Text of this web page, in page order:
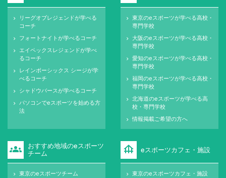
keyboard_arrow_right
リーグオブレジェンドが学べる
コーチ
keyboard_arrow_right フォートナイトが学べるコーチ
keyboard_arrow_right
エイペックスレジェンドが学べ
るコーチ
keyboard_arrow_right
レインボーシックス シージが学
べるコーチ
keyboard_arrow_right シャドウバースが学べるコーチ
keyboard_arrow_right
パソコンでeスポーツを始める方
法
keyboard_arrow_right
東京のeスポーツが学べる高校・
専門学校
keyboard_arrow_right
大阪のeスポーツが学べる高校・
専門学校
keyboard_arrow_right
愛知のeスポーツが学べる高校・
専門学校
keyboard_arrow_right
福岡のeスポーツが学べる高校・
専門学校
keyboard_arrow_right
北海道のeスポーツが学べる高
校・専門学校
keyboard_arrow_right 情報掲載ご希望の方へ
groups
おすすめ地域のeスポーツ
チーム
keyboard_arrow_right 東京のeスポーツチーム
foundation eスポーツカフェ・施設
keyboard_arrow_right 東京のeスポーツカフェ・施設